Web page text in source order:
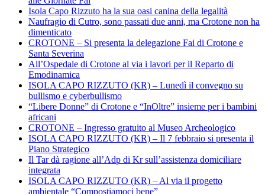
Isola Capo Rizzuto ha la sua oasi canina della legalità
Naufragio di Cutro, sono passati due anni, ma Crotone non ha
dimenticato
CROTONE – Si presenta la delegazione Fai di Crotone e
Santa Severina
All’Ospedale di Crotone al via i lavori per il Reparto di
Emodinamica
ISOLA CAPO RIZZUTO (KR) – Lunedì il convegno su
bullismo e cyberbullismo
“Libere Donne” di Crotone e “InOltre” insieme per i bambini
africani
CROTONE – Ingresso gratuito al Museo Archeologico
ISOLA CAPO RIZZUTO (KR) – Il 7 febbraio si presenta il
Piano Strategico
Il Tar dà ragione all’Adp di Kr sull’assistenza domiciliare
integrata
ISOLA CAPO RIZZUTO (KR) – Al via il progetto
ambientale “Compostiamoci bene”